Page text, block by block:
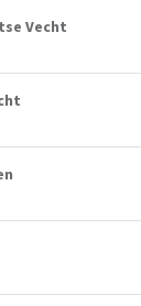
Vecht